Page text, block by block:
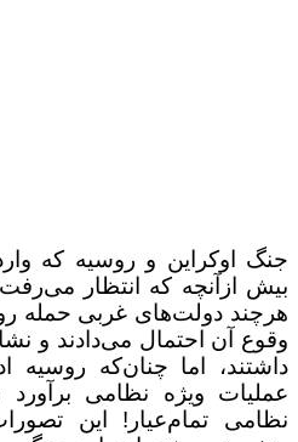
جنگ اوکراین و روسیه که
بیش ازآنچه که انتظار
هرچند دولت‌های غربی حمله
وقوع آن احتمال می‌دادند و
داشتند، اما چنان‌که روسیه
عملیات ویژه نظامی
نظامی تمام‌عیار! این